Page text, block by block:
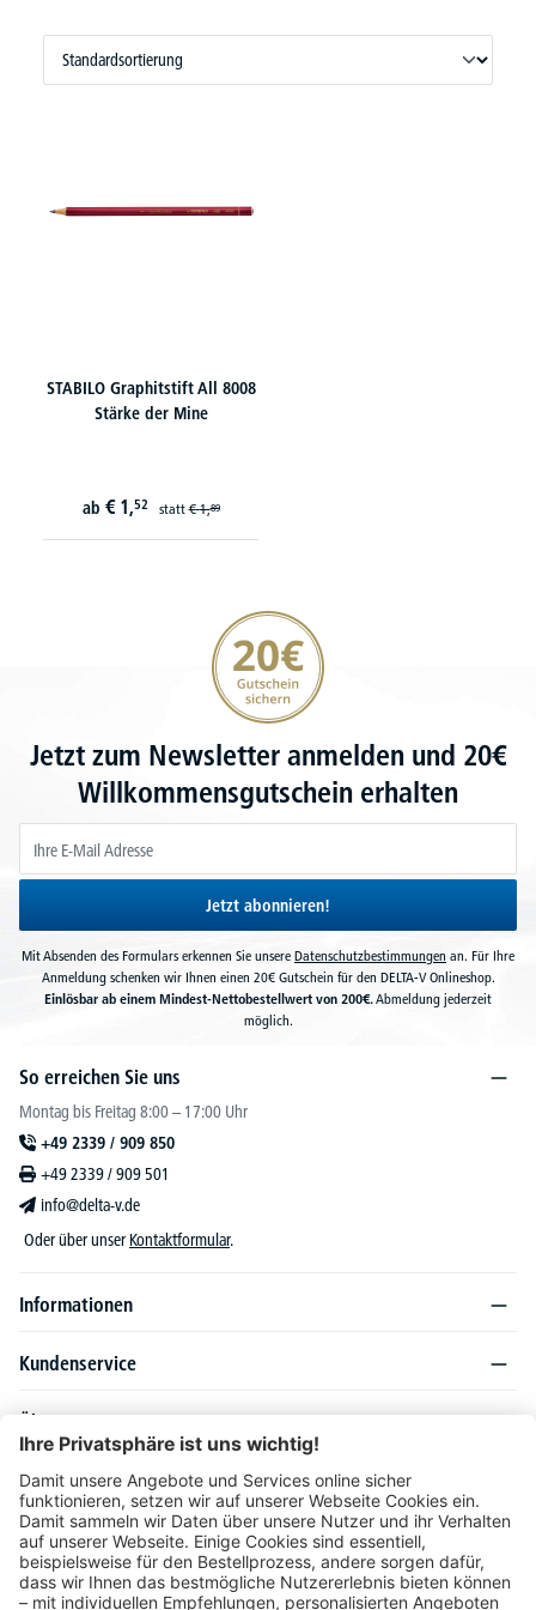
STABILO Graphitstift All 8008
Stärke der Mine
ab € 1,52 statt€ 1,89
20€ Gutschein sichern
Jetzt zum Newsletter anmelden und 20€
Willkommensgutschein erhalten
Jetzt abonnieren!
Mit Absenden des Formulars erkennen Sie unsere Datenschutzbestimmungen an. Für Ihre
Anmeldung schenken wir Ihnen einen 20€ Gutschein für den DELTA-V Onlineshop.
Einlösbar ab einem Mindest-Nettobestellwert von 200€.Abmeldung jederzeit
möglich.
So erreichen Sie uns
Montag bis Freitag 8:00 – 17:00 Uhr
+49 2339 / 909 850
+49 2339 / 909 501
info@delta-v.de
Oder über unser Kontaktformular.
Informationen
Kundenservice
Über DELTA-V
Produktsortiment
Ratgeber